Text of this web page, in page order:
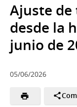
Ajuste de
desde la
junio de
05/06/2026